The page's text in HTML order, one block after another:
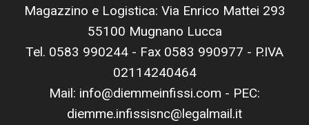
Magazzino e Logistica: Via Enrico Mattei 293
55100 Mugnano Lucca
Tel. 0583 990244 - Fax 0583 990977 - P.IVA
02114240464
Mail: info@diemmeinfissi.com - PEC:
diemme.infissisnc@legalmail.it